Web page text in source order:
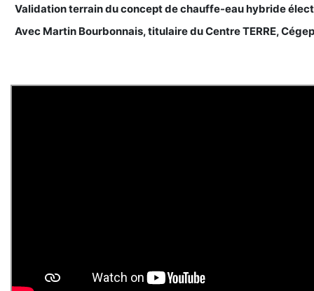
Validation terrain du concept de chauffe-eau hybride
Avec Martin Bourbonnais, titulaire du Centre TERRE,